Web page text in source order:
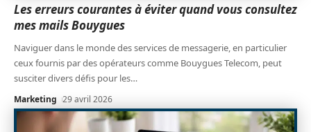
Les erreurs courantes à éviter quand vous consultez
mes mails Bouygues
Naviguer dans le monde des services de messagerie, en particulier
ceux fournis par des opérateurs comme Bouygues Telecom, peut
susciter divers défis pour les…
Marketing 29 avril 2026